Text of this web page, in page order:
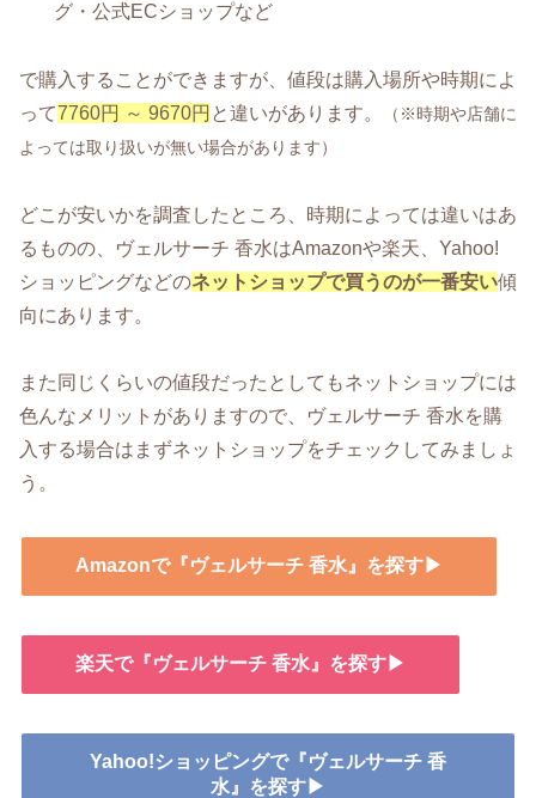
グ・公式ECショップなど
で購入することができますが、値段は購入場所や時期によ
って7760円 ～ 9670円 と違いがあります。
（※時期や店舗に
よっては取り扱いが無い場合があります）
どこが安いかを調査したところ、時期によっては違いはあ
るものの、ヴェルサーチ 香水はAmazonや楽天、Yahoo!
ショッピングなどのネットショップで買うのが一番安い傾
向にあります。
また同じくらいの値段だったとしてもネットショップには
色んなメリットがありますので、ヴェルサーチ 香水を購
入する場合はまずネットショップをチェックしてみましょ
う。
Amazonで『ヴェルサーチ 香水』を探す▶
楽天で『ヴェルサーチ 香水』を探す▶
Yahoo!ショッピングで『ヴェルサーチ 香
水』を探す▶